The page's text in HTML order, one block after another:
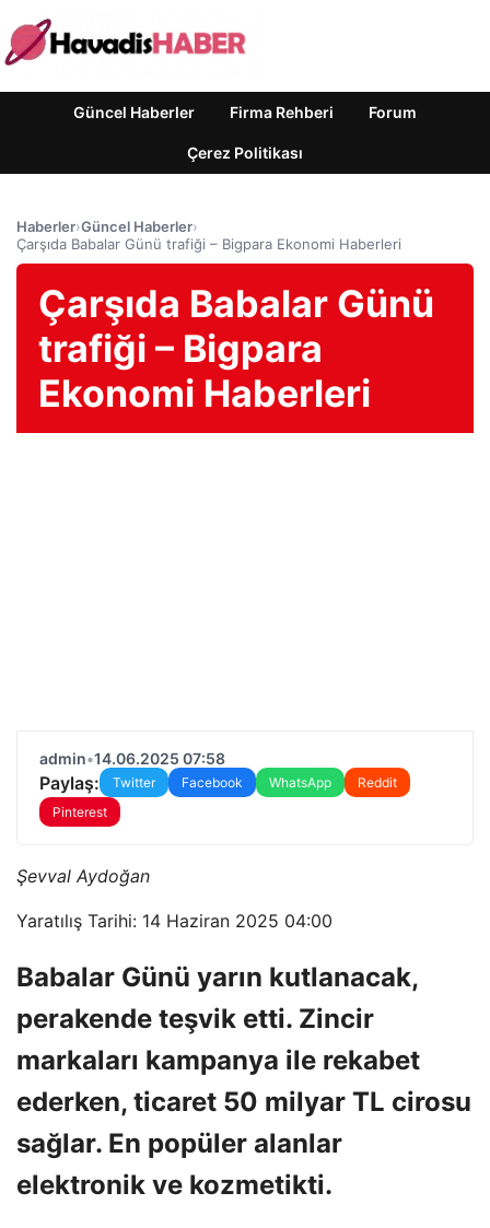
Güncel Haberler Firma Rehberi Forum
Çerez Politikası
Haberler›Güncel Haberler›
Çarşıda Babalar Günü trafiği – Bigpara Ekonomi Haberleri
Çarşıda Babalar Günü
trafiği – Bigpara
Ekonomi Haberleri
admin•14.06.2025 07:58
Paylaş: Twitter Facebook WhatsApp
Reddit
Pinterest
Şevval Aydoğan
Yaratılış Tarihi: 14 Haziran 2025 04:00
Babalar Günü yarın kutlanacak,
perakende teşvik etti. Zincir
markaları kampanya ile rekabet
ederken, ticaret 50 milyar TL cirosu
sağlar. En popüler alanlar
elektronik ve kozmetikti.